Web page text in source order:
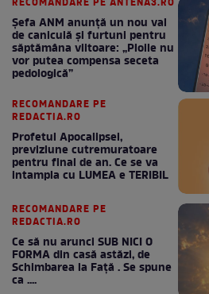
RECOMANDARE PE ANTENA3.RO
Șefa ANM anunță un nou val
de caniculă și furtuni pentru
săptămâna viitoare: „Ploile nu
vor putea compensa seceta
pedologică”
RECOMANDARE PE
REDACTIA.RO
Profetul Apocalipsei,
previziune cutremuratoare
pentru final de an. Ce se va
intampla cu LUMEA e TERIBIL
RECOMANDARE PE
REDACTIA.RO
Ce să nu arunci SUB NICI O
FORMA din casă astăzi, de
Schimbarea la Față . Se spune
ca ....